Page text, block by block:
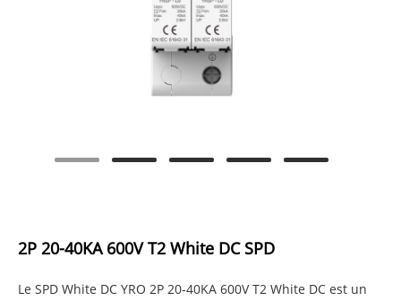
2P 20-40KA 600V T2 White DC SPD
Le SPD White DC YRO 2P 20-40KA 600V T2 White DC est un